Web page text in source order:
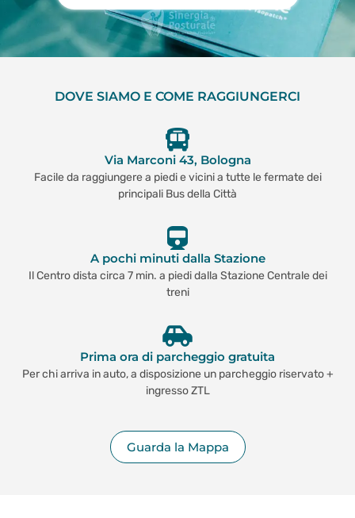
DOVE SIAMO E COME RAGGIUNGERCI
Via Marconi 43, Bologna
Facile da raggiungere a piedi e vicini a tutte le fermate dei
principali Bus della Città
A pochi minuti dalla Stazione
Il Centro dista circa 7 min. a piedi dalla Stazione Centrale dei
treni
Prima ora di parcheggio gratuita
Per chi arriva in auto, a disposizione un parcheggio riservato +
ingresso ZTL
Guarda la Mappa